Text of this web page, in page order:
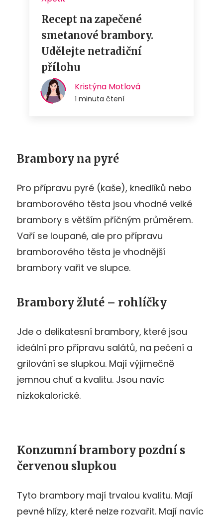
Brambory na pyré
Pro přípravu pyré (kaše), knedlíků nebo
bramborového těsta jsou vhodné velké
brambory s větším příčným průměrem.
Vaří se loupané, ale pro přípravu
bramborového těsta je vhodnější
brambory vařit ve slupce.
Brambory žluté – rohlíčky
Jde o delikatesní brambory, které jsou
ideální pro přípravu salátů, na pečení a
grilování se slupkou. Mají výjimečně
jemnou chuť a kvalitu. Jsou navíc
nízkokalorické.
Konzumní brambory pozdní s
červenou slupkou
Tyto brambory mají trvalou kvalitu. Mají
pevné hlízy, které nelze rozvařit. Mají navíc